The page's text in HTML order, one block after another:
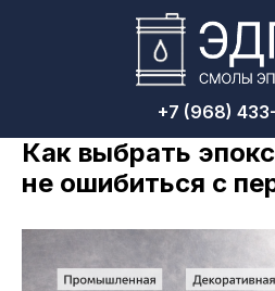
+7 (968)
Как выбрать
не ошибиться с